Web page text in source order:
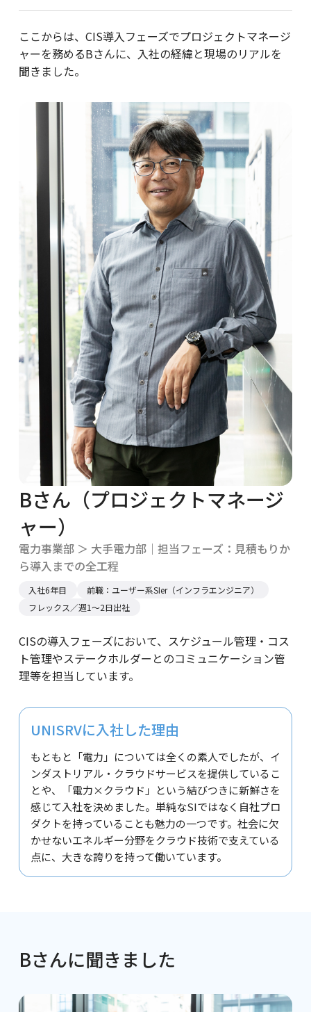
ここからは、CIS導入フェーズでプロジェクトマネージ
ャーを務めるBさんに、入社の経緯と現場のリアルを
聞きました。
Bさん（プロジェクトマネージ
ャー）
電力事業部 ＞ 大手電力部｜担当フェーズ：見積もりか
ら導入までの全工程
入社6年目
前職：ユーザー系SIer（インフラエンジニア）
フレックス／週1〜2日出社
CISの導入フェーズにおいて、スケジュール管理・コス
ト管理やステークホルダーとのコミュニケーション管
理等を担当しています。
UNISRVに入社した理由
もともと「電力」については全くの素人でしたが、イ
ンダストリアル・クラウドサービスを提供しているこ
とや、「電力×クラウド」という結びつきに新鮮さを
感じて入社を決めました。単純なSIではなく自社プロ
ダクトを持っていることも魅力の一つです。社会に欠
かせないエネルギー分野をクラウド技術で支えている
点に、大きな誇りを持って働いています。
Bさんに聞きました